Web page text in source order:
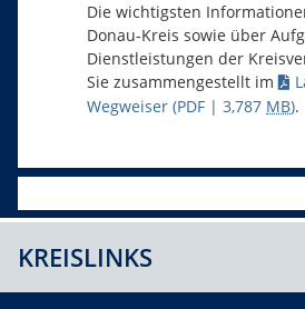
Die wichtigsten
Donau-Kreis sowie über
Dienstleistungen der
Sie zusammengestellt im
Wegweiser (PDF | 3,787 MB).
KREISLINKS